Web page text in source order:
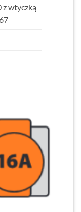
z wtyczką